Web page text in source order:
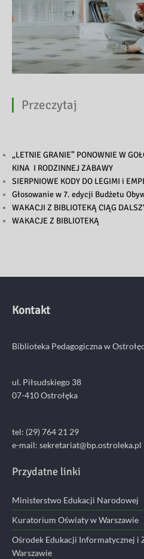
Przeczytaj
„LETNIE GRANIE” PONOWNIE W
KINA I RODZINNEJ ZABAWY
SIERPNIOWE KODY DO LEGIMI i
Głosowanie w 7. edycji Budżetu
WAKACJI Z BIBLIOTEKĄ CIĄG
WAKACJE Z BIBLIOTEKĄ
Kontakt
Biblioteka Pedagogiczna w
ul. Piłsudskiego 38
07-410 Ostrołęka
tel: (29) 764 21 29
e-mail: sekretariat@bp.ostroleka.pl
Przydatne linki
Ministerstwo Edukacji Narodowej
Kuratorium Oświaty w Warszawie
Ośrodek Edukacji Informatycznej i
Warszawie